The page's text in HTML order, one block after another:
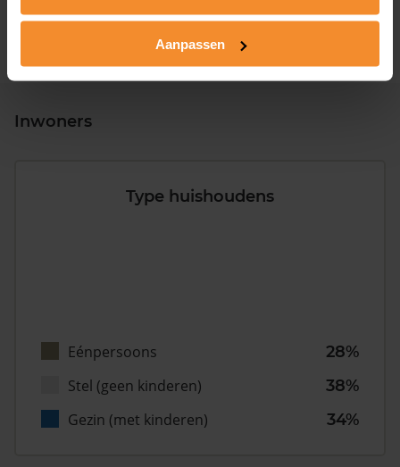
Aanpassen
2008 of later
8%
Inwoners
Type huishoudens
Eénpersoons
28%
Stel (geen kinderen)
38%
Gezin (met kinderen)
34%